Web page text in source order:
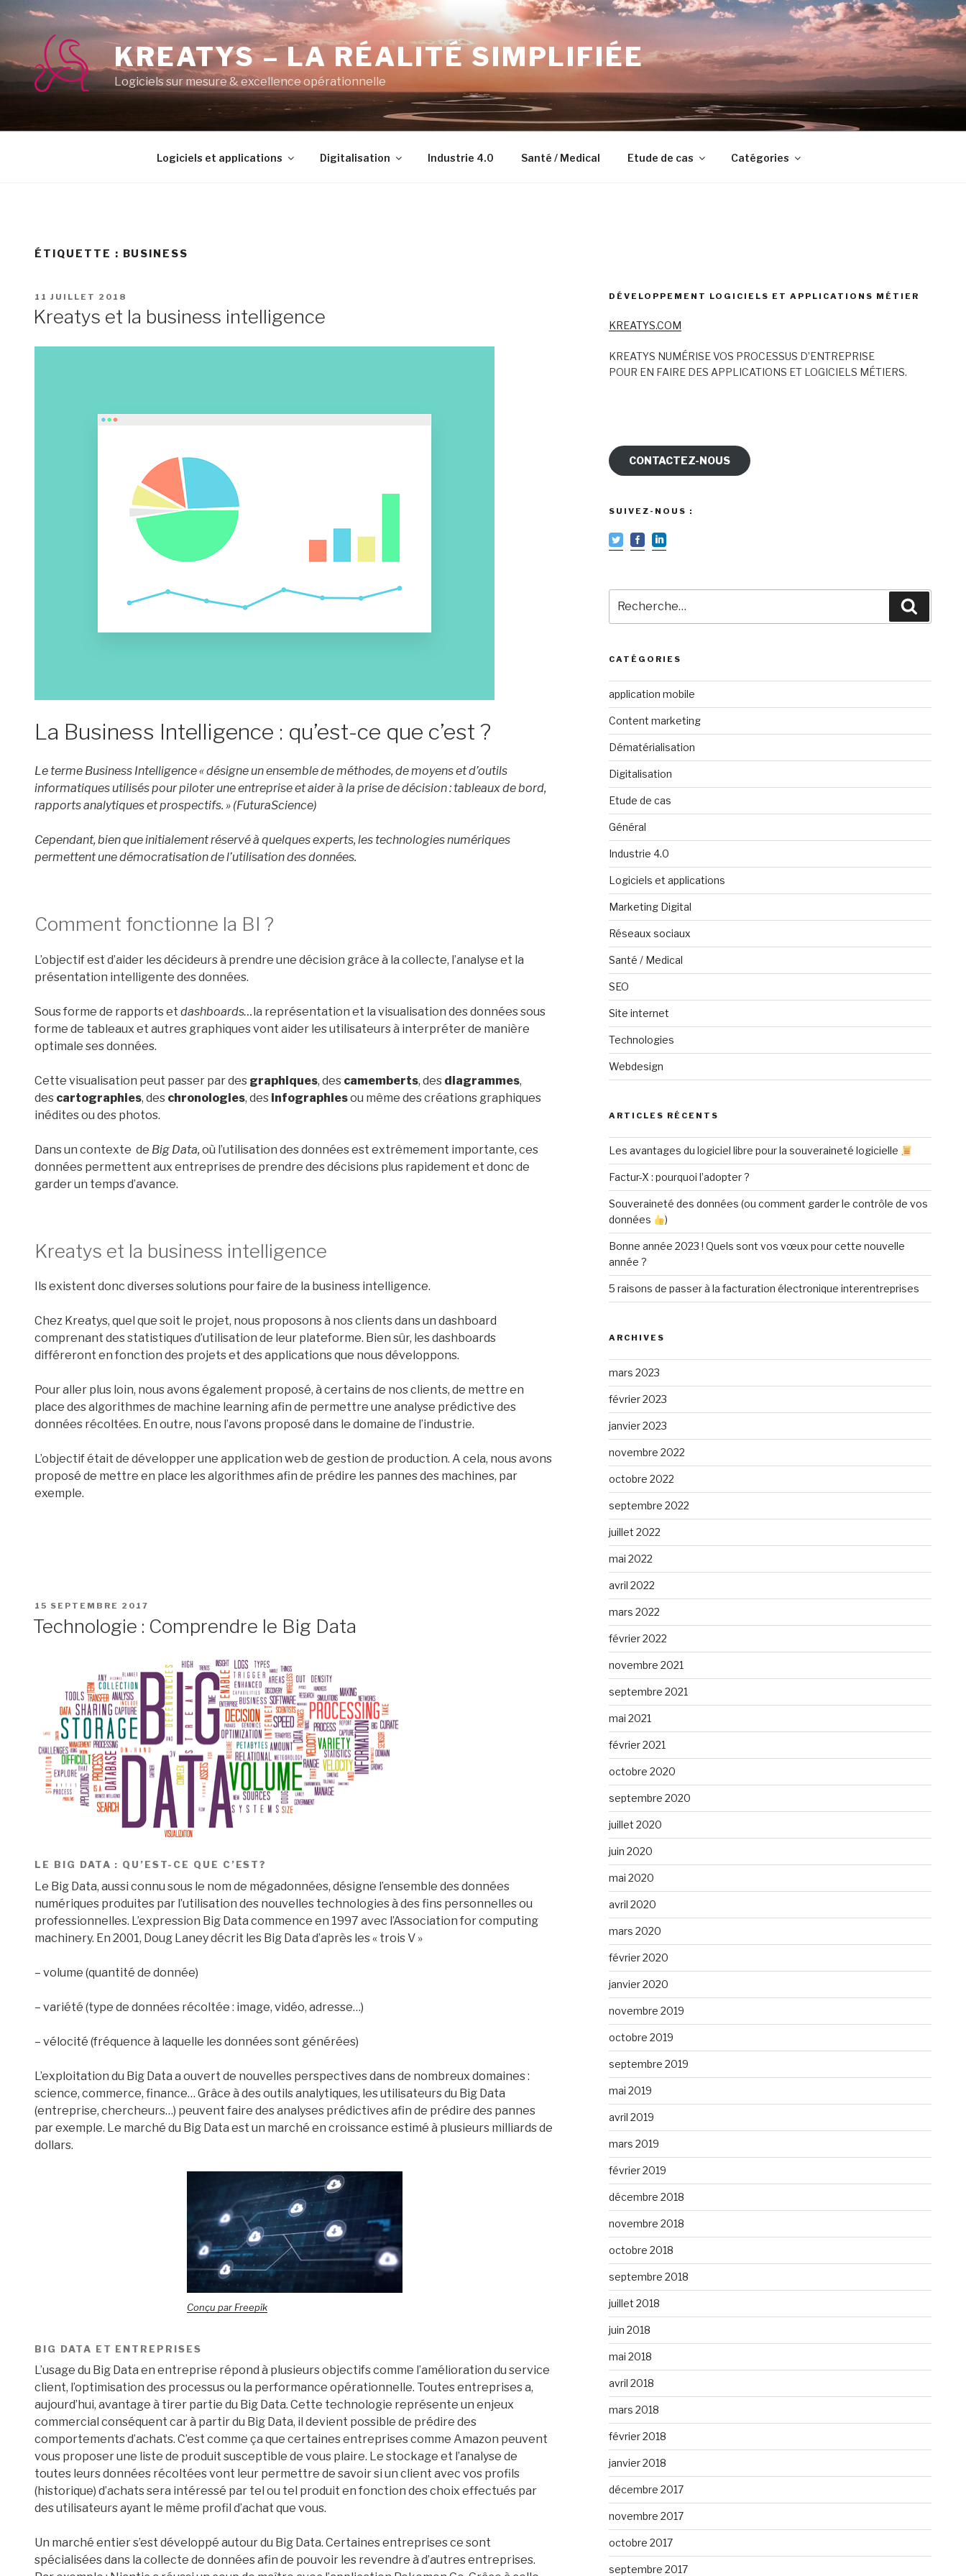
contenu
principal
KREATYS – LA RÉALITÉ SIMPLIFIÉE
Logiciels sur mesure & excellence opérationnelle
Logiciels et applications Digitalisation Industrie 4.0 Santé / Medical Etude de cas Catégories
ÉTIQUETTE : BUSINESS
PUBLIÉ
11 JUILLET 2018
Kreatys et la business intelligence
La Business Intelligence : qu’est-ce que c’est ?
Le terme Business Intelligence « désigne un ensemble de méthodes, de moyens et d’outils
informatiques utilisés pour piloter une entreprise et aider à la prise de décision : tableaux de bord,
rapports analytiques et prospectifs. » (FuturaScience)
Cependant, bien que initialement réservé à quelques experts, les technologies numériques
permettent une démocratisation de l’utilisation des données.
Comment fonctionne la BI ?
L’objectif est d’aider les décideurs à prendre une décision grâce à la collecte, l’analyse et la
présentation intelligente des données.
Sous forme de rapports et dashboards…la représentation et la visualisation des données sous
forme de tableaux et autres graphiques vont aider les utilisateurs à interpréter de manière
optimale ses données.
Cette visualisation peut passer par des graphiques, des camemberts, des diagrammes,
des cartographies, des chronologies, des infographiesou même des créations graphiques
inédites ou des photos.
Dans un contexte de Big Data, où l’utilisation des données est extrêmement importante, ces
données permettent aux entreprises de prendre des décisions plus rapidement et donc de
garder un temps d’avance.
Kreatys et la business intelligence
Ils existent donc diverses solutions pour faire de la business intelligence.
Chez Kreatys, quel que soit le projet, nous proposons à nos clients dans un dashboard
comprenant des statistiques d’utilisation de leur plateforme. Bien sûr, les dashboards
différeront en fonction des projets et des applications que nous développons.
Pour aller plus loin, nous avons également proposé, à certains de nos clients, de mettre en
place des algorithmes de machine learning afin de permettre une analyse prédictive des
données récoltées. En outre, nous l’avons proposé dans le domaine de l’industrie.
L’objectif était de développer une application web de gestion de production. A cela, nous avons
proposé de mettre en place les algorithmes afin de prédire les pannes des machines, par
exemple.
PUBLIÉ
15 SEPTEMBRE 2017
Technologie : Comprendre le Big Data
LE BIG DATA : QU’EST-CE QUE C’EST?
Le Big Data, aussi connu sous le nom de mégadonnées, désigne l’ensemble des données
numériques produites par l’utilisation des nouvelles technologies à des fins personnelles ou
professionnelles. L’expression Big Data commence en 1997 avec l’Association for computing
machinery. En 2001, Doug Laney décrit les Big Data d’après les « trois V »
– volume (quantité de donnée)
– variété (type de données récoltée : image, vidéo, adresse…)
– vélocité (fréquence à laquelle les données sont générées)
L’exploitation du Big Data a ouvert de nouvelles perspectives dans de nombreux domaines :
science, commerce, finance… Grâce à des outils analytiques, les utilisateurs du Big Data
(entreprise, chercheurs…) peuvent faire des analyses prédictives afin de prédire des pannes
par exemple. Le marché du Big Data est un marché en croissance estimé à plusieurs milliards de
dollars.
Conçu par Freepik
BIG DATA ET ENTREPRISES
L’usage du Big Data en entreprise répond à plusieurs objectifs comme l’amélioration du service
client, l’optimisation des processus ou la performance opérationnelle. Toutes entreprises a,
aujourd’hui, avantage à tirer partie du Big Data. Cette technologie représente un enjeux
commercial conséquent car à partir du Big Data, il devient possible de prédire des
comportements d’achats. C’est comme ça que certaines entreprises comme Amazon peuvent
vous proposer une liste de produit susceptible de vous plaire. Le stockage et l’analyse de
toutes leurs données récoltées vont leur permettre de savoir si un client avec vos profils
(historique) d’achats sera intéressé par tel ou tel produit en fonction des choix effectués par
des utilisateurs ayant le même profil d’achat que vous.
Un marché entier s’est développé autour du Big Data. Certaines entreprises ce sont
spécialisées dans la collecte de données afin de pouvoir les revendre à d’autres entreprises.
DÉVELOPPEMENT LOGICIELS ET APPLICATIONS MÉTIER
KREATYS.COM
KREATYS NUMÉRISE VOS PROCESSUS D’ENTREPRISE
POUR EN FAIRE DES APPLICATIONS ET LOGICIELS MÉTIERS.
CONTACTEZ-NOUS
SUIVEZ-NOUS :
pour
:
CATÉGORIES
application mobile
Content marketing
Dématérialisation
Digitalisation
Etude de cas
Général
Industrie 4.0
Logiciels et applications
Marketing Digital
Réseaux sociaux
Santé / Medical
SEO
Site internet
Technologies
Webdesign
ARTICLES RÉCENTS
Les avantages du logiciel libre pour la souveraineté logicielle
Factur-X : pourquoi l’adopter ?
Souveraineté des données (ou comment garder le contrôle de vos
données
)
Bonne année 2023 ! Quels sont vos vœux pour cette nouvelle
année ?
5 raisons de passer à la facturation électronique interentreprises
ARCHIVES
mars 2023
février 2023
janvier 2023
novembre 2022
octobre 2022
septembre 2022
juillet 2022
mai 2022
avril 2022
mars 2022
février 2022
novembre 2021
septembre 2021
mai 2021
février 2021
octobre 2020
septembre 2020
juillet 2020
juin 2020
mai 2020
avril 2020
mars 2020
février 2020
janvier 2020
novembre 2019
octobre 2019
septembre 2019
mai 2019
avril 2019
mars 2019
février 2019
décembre 2018
novembre 2018
octobre 2018
septembre 2018
juillet 2018
juin 2018
mai 2018
avril 2018
mars 2018
février 2018
janvier 2018
décembre 2017
novembre 2017
octobre 2017
septembre 2017